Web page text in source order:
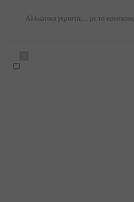
Αλλιώτικα γεμιστά..... με το